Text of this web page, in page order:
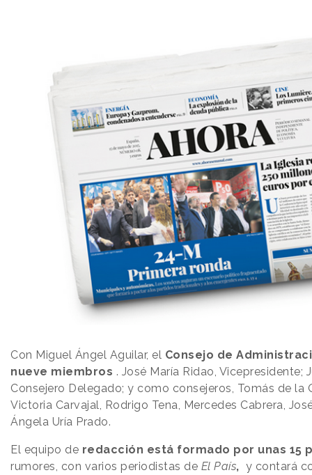
Con Miguel Ángel Aguilar, el Consejo de
nueve miembros . José María Ridao, Vicepresidente;
Consejero Delegado; y como consejeros, Tomás de la
Victoria Carvajal, Rodrigo Tena, Mercedes Cabrera,
Ángela Uría Prado.
El equipo de redacción está formado por unas 15
rumores, con varios periodistas de El País, y contará